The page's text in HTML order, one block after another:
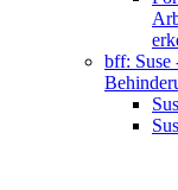
bff: Suse